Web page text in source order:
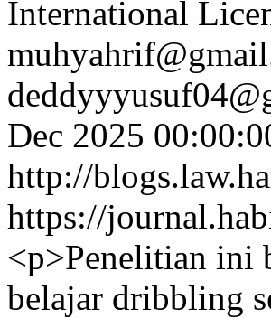
International
Dec 2025
http://
https://
<p>Penelitian ini
belajar dribbling